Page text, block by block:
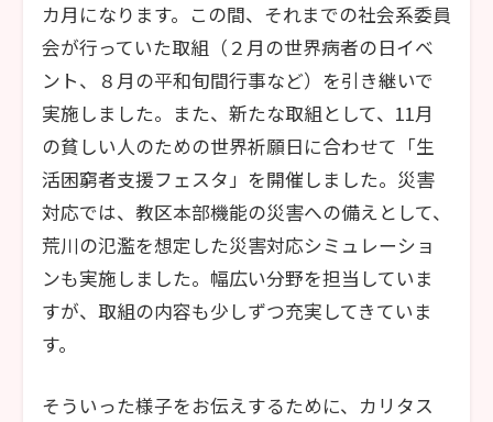
カ月になります。この間、それまでの社会系委員
会が行っていた取組（２月の世界病者の日イベ
ント、８月の平和旬間行事など）を引き継いで
実施しました。また、新たな取組として、11月
の貧しい人のための世界祈願日に合わせて「生
活困窮者支援フェスタ」を開催しました。災害
対応では、教区本部機能の災害への備えとして、
荒川の氾濫を想定した災害対応シミュレーショ
ンも実施しました。幅広い分野を担当していま
すが、取組の内容も少しずつ充実してきていま
す。
そういった様子をお伝えするために、カリタス